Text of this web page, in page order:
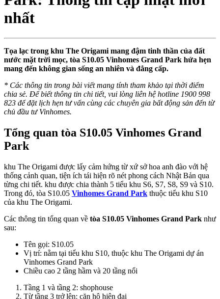
nhất
Tọa lạc trong khu The Origami mang đậm tinh thần của đất
nước mặt trời mọc, tòa S10.05 Vinhomes Grand Park hứa hẹn
mang đến không gian sống an nhiên và đẳng cấp.
* Các thông tin trong bài viết mang tính tham khảo tại thời điểm
chia sẻ. Để biết thông tin chi tiết, vui lòng liên hệ hotline 1900 998
823 để đặt lịch hẹn tư vấn cùng các chuyên gia bất động sản đến từ
chủ đầu tư Vinhomes.
Tổng quan tòa S10.05 Vinhomes Grand
Park
khu The Origami được lấy cảm hứng từ xứ sở hoa anh đào với hệ
thống cảnh quan, tiện ích tái hiện rõ nét phong cách Nhật Bản qua
từng chi tiết. khu được chia thành 5 tiểu khu S6, S7, S8, S9 và S10.
Trong đó, tòa S10.05 Vinhomes Grand Park thuộc tiểu khu S10
của khu The Origami.
Các thông tin tổng quan về tòa S10.05 Vinhomes Grand Park như
sau:
Tên gọi: S10.05
Vị trí: nằm tại tiểu khu S10, thuộc khu The Origami dự án
Vinhomes Grand Park
Chiều cao 2 tầng hầm và 20 tầng nổi
Tầng 1 và tầng 2: shophouse
Từ tầng 3 trở lên: căn hộ hiện đại